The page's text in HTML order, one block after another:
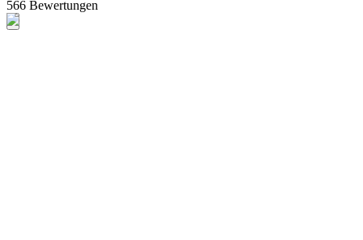
566 Bewertungen